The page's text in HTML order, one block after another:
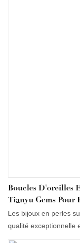
Boucles D'oreilles
Tianyu Gems Pour
Les bijoux en perles
qualité exceptionnelle
les plus uniques.